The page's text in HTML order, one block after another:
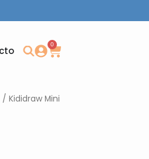
0
Carrito
/ Kididraw Mini